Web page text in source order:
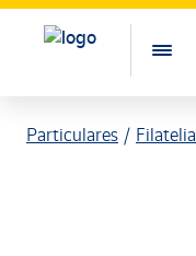
Particulares Filatelia